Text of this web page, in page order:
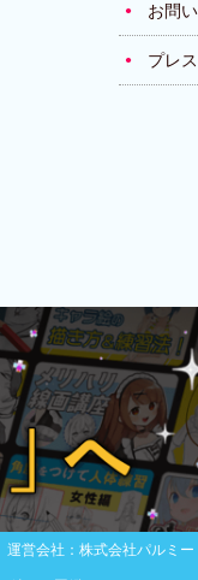
お問
プレ
運営会社：株式会社パルミー